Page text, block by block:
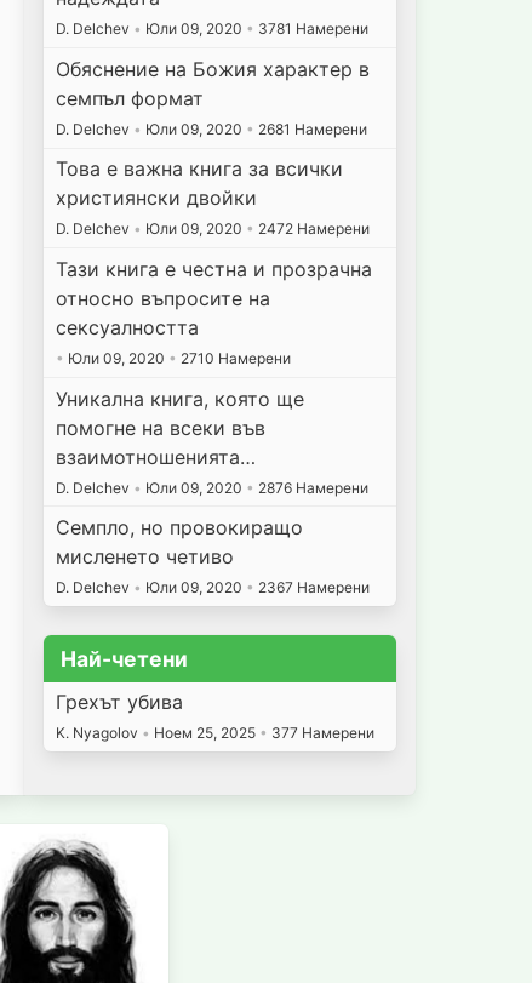
D. Delchev • Юли 09, 2020 • 3781 Намерени
Обяснение на Божия характер в
семпъл формат
D. Delchev • Юли 09, 2020 • 2681 Намерени
Това е важна книга за всички
християнски двойки
D. Delchev • Юли 09, 2020 • 2472 Намерени
Тази книга е честна и прозрачна
относно въпросите на
сексуалността
• Юли 09, 2020 • 2710 Намерени
Уникална книга, която ще
помогне на всеки във
взаимотношенията…
D. Delchev • Юли 09, 2020 • 2876 Намерени
Семпло, но провокиращо
мисленето четиво
D. Delchev • Юли 09, 2020 • 2367 Намерени
Най-четени
Грехът убива
K. Nyagolov • Ноем 25, 2025 • 377 Намерени